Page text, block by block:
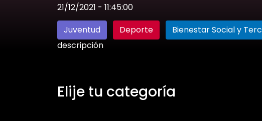
21/12/2021 - 11:45:00
Juventud
Deporte Bienestar Social y
descripción
Elije tu categoría